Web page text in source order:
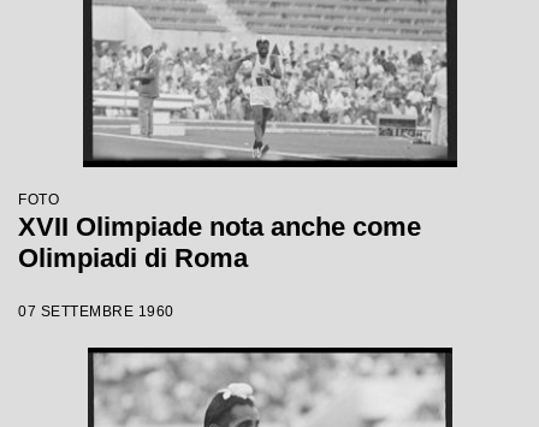
FOTO
XVII Olimpiade nota anche come
Olimpiadi di Roma
07 SETTEMBRE 1960